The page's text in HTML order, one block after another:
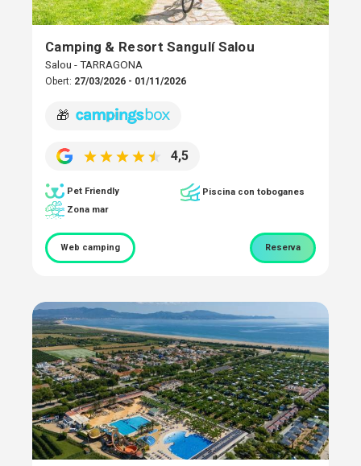
Camping & Resort Sangulí Salou
Salou - TARRAGONA
Obert: 27/03/2026 - 01/11/2026
🎁
4,5
Pet Friendly
Piscina con toboganes
Zona mar
Web camping Reserva